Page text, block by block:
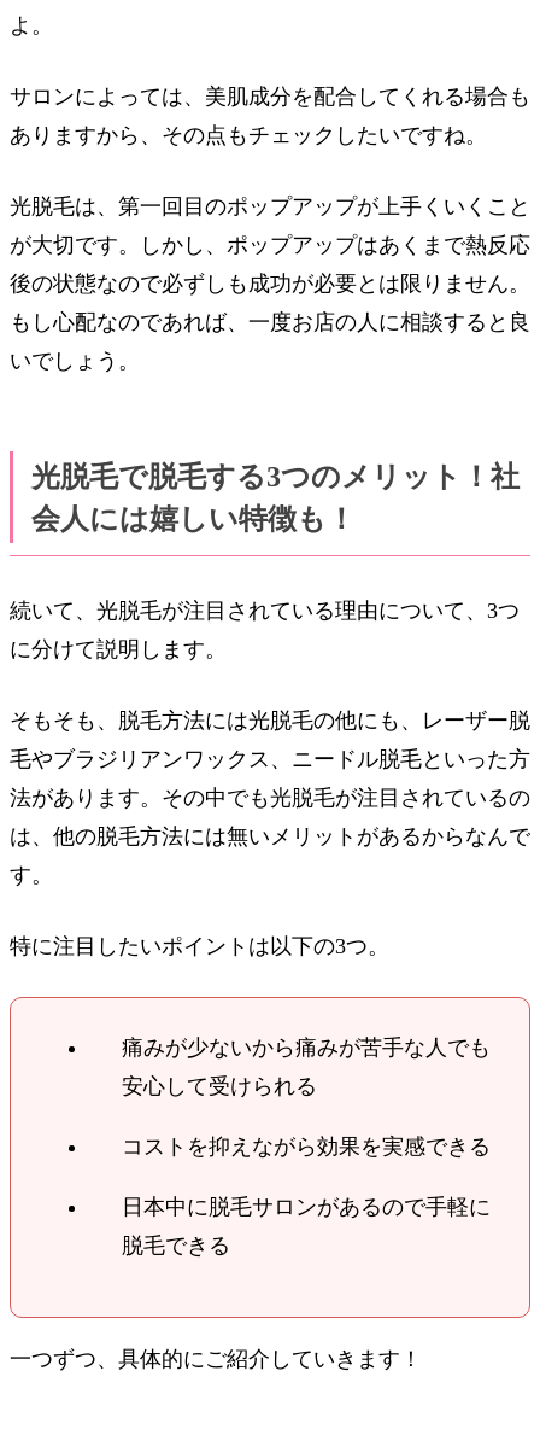
よ。
サロンによっては、美肌成分を配合してくれる場合も
ありますから、その点もチェックしたいですね。
光脱毛は、第一回目のポップアップが上手くいくこと
が大切です。しかし、ポップアップはあくまで熱反応
後の状態なので必ずしも成功が必要とは限りません。
もし心配なのであれば、一度お店の人に相談すると良
いでしょう。
光脱毛で脱毛する3つのメリット！社
会人には嬉しい特徴も！
続いて、光脱毛が注目されている理由について、3つ
に分けて説明します。
そもそも、脱毛方法には光脱毛の他にも、レーザー脱
毛やブラジリアンワックス、ニードル脱毛といった方
法があります。その中でも光脱毛が注目されているの
は、他の脱毛方法には無いメリットがあるからなんで
す。
特に注目したいポイントは以下の3つ。
痛みが少ないから痛みが苦手な人でも
安心して受けられる
コストを抑えながら効果を実感できる
日本中に脱毛サロンがあるので手軽に
脱毛できる
一つずつ、具体的にご紹介していきます！